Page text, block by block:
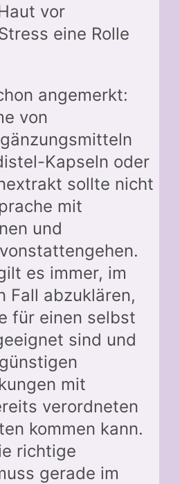
vor
eine Rolle
angemerkt:
von
Kapseln oder
sollte nicht
mit
und
es immer, im
Fall abzuklären,
für einen selbst
sind und
mit
verordneten
kommen kann.
richtige
gerade im